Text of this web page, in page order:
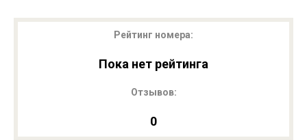
Рейтинг номера:
Пока нет рейтинга
Отзывов:
0